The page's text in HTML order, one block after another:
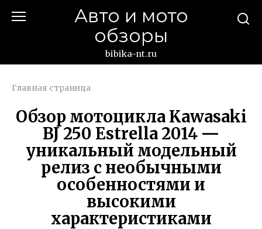
Авто и мото
обзоры
bibika-nt.ru
Главная страница
Обзор мотоцикла Kawasaki
BJ 250 Estrella 2014 —
уникальный модельный
релиз с необычными
особенностями и
высокими
характеристиками